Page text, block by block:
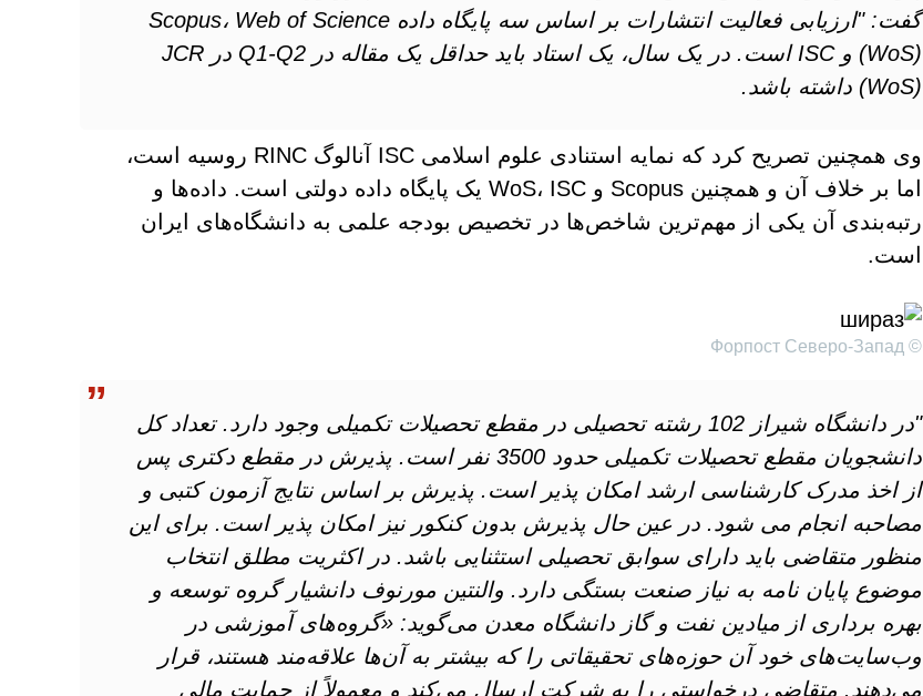
گفت: "ارزیابی فعالیت انتشارات بر اساس سه پایگاه داده Scopus، Web of Science
(WoS) و ISC است. در یک سال، یک استاد باید حداقل یک مقاله در Q1-Q2 در JCR
(WoS) داشته باشد.
وی همچنین تصریح کرد که نمایه استنادی علوم اسلامی ISC آنالوگ RINC روسیه است،
اما بر خلاف آن و همچنین Scopus و WoS، ISC یک پایگاه داده دولتی است. داده‌ها و
رتبه‌بندی آن یکی از مهم‌ترین شاخص‌ها در تخصیص بودجه علمی به دانشگاه‌های ایران
است.
© Форпост Северо-Запад
"در دانشگاه شیراز 102 رشته تحصیلی در مقطع تحصیلات تکمیلی وجود دارد. تعداد کل
دانشجویان مقطع تحصیلات تکمیلی حدود 3500 نفر است. پذیرش در مقطع دکتری پس
از اخذ مدرک کارشناسی ارشد امکان پذیر است. پذیرش بر اساس نتایج آزمون کتبی و
مصاحبه انجام می شود. در عین حال پذیرش بدون کنکور نیز امکان پذیر است. برای این
منظور متقاضی باید دارای سوابق تحصیلی استثنایی باشد. در اکثریت مطلق انتخاب
موضوع پایان نامه به نیاز صنعت بستگی دارد. والنتین مورنوف دانشیار گروه توسعه و
بهره برداری از میادین نفت و گاز دانشگاه معدن می‌گوید: «گروه‌های آموزشی در
وب‌سایت‌های خود آن حوزه‌های تحقیقاتی را که بیشتر به آن‌ها علاقه‌مند هستند، قرار
می‌دهند. متقاضی درخواستی را به شرکت ارسال می‌کند و معمولاً از حمایت مالی